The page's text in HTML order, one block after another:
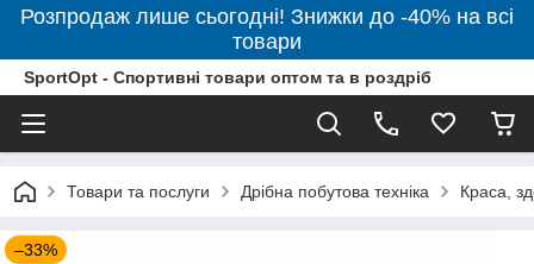
Розпродаж лише сьогодні! Знижки до -40% на всі
товари
SportOpt - Спортивні товари оптом та в роздріб
Товари та послуги Дрібна побутова техніка Краса,
–33%